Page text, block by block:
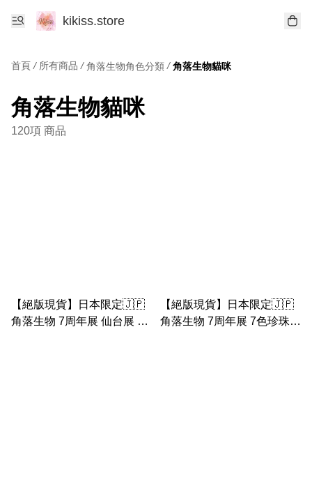
kikiss.store
首頁 / 所有商品 / 角落生物角色分類 / 角落生物貓咪
角落生物貓咪
120項 商品
【絕版現貨】日本限定🇯🇵
角落生物 7周年展 仙台展 巴
【絕版現貨】日本限定🇯🇵
角落生物 7周年展 7色珍珠